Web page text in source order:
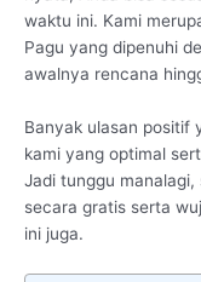
waktu ini. Kami
Pagu yang dipenuhi
awalnya rencana
Banyak ulasan positif
kami yang optimal
Jadi tunggu manalagi,
secara gratis serta
ini juga.